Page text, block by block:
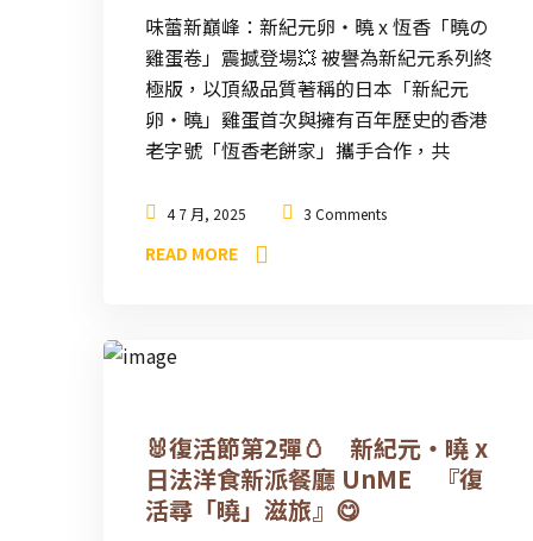
味蕾新巔峰：新紀元卵・曉 x 恆香「曉の
雞蛋卷」震撼登場💥 被譽為新紀元系列終
極版，以頂級品質著稱的日本「新紀元
卵・曉」雞蛋首次與擁有百年歷史的香港
老字號「恆香老餅家」攜手合作，共
4 7 月, 2025 3 Comments
READ MORE
🐰復活節第2彈🥚 新紀元・曉 x
日法洋食新派餐廳 UnME 『復
活尋「曉」滋旅』😋